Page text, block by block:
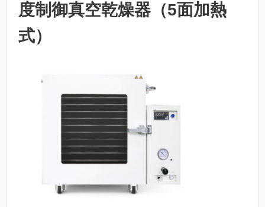
度制御真空乾燥器（5面加熱
式）